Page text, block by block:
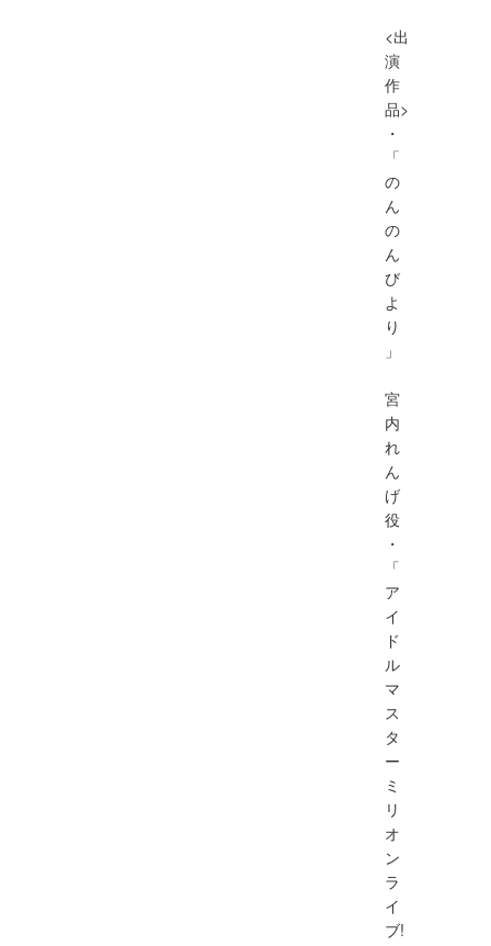
<出
演
作
品>
・
「
の
ん
の
ん
び
よ
り
」
宮
内
れ
ん
げ
役
・
「
ア
イ
ド
ル
マ
ス
タ
ー
ミ
リ
オ
ン
ラ
イ
ブ!